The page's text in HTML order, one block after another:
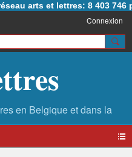
arts et lettres: 8 403 746
Connexion